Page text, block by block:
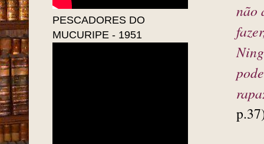
não
PESCADORES DO
MUCURIPE - 1951